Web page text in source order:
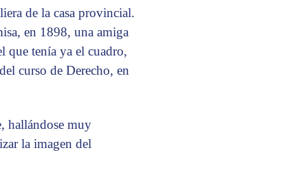
de la casa provincial.
en 1898, una amiga
que tenía ya el cuadro,
curso de Derecho, en
hallándose muy
la imagen del